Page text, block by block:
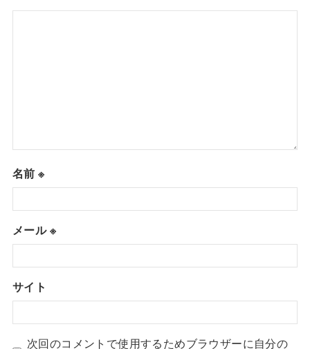
名前※
メール※
サイト
次回のコメントで使用するためブラウザーに自分の